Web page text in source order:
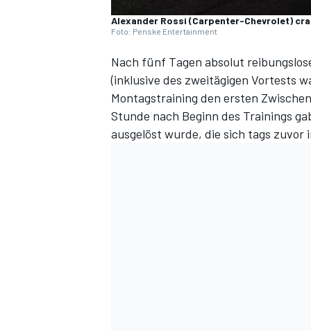
Alexander Rossi (Carpenter-Chevrolet)
Foto: Penske Entertainment
Nach fünf Tagen absolut
(inklusive des zweitägigen Vortests
Montagstraining den ersten
Stunde nach Beginn des Trainings
ausgelöst wurde, die sich tags